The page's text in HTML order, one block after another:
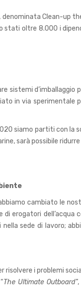
Clean-up
stati oltre 8.000 i
in via
siamo partiti con
sarà possibile
cambiato le
erogatori
sede di lavoro;
i problemi
The Ultimate Outboard